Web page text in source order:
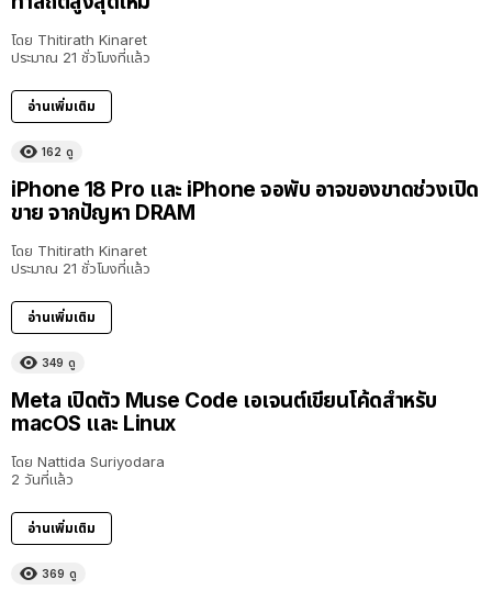
โดย Thitirath Kinaret
ประมาณ 21 ชั่วโมงที่แล้ว
อ่านเพิ่มเติม
162 ดู
iPhone 18 Pro และ iPhone จอพับ อาจของขาดช่วงเปิด
ขาย จากปัญหา DRAM
โดย Thitirath Kinaret
ประมาณ 21 ชั่วโมงที่แล้ว
อ่านเพิ่มเติม
349 ดู
Meta เปิดตัว Muse Code เอเจนต์เขียนโค้ดสำหรับ
macOS และ Linux
โดย Nattida Suriyodara
2 วันที่แล้ว
อ่านเพิ่มเติม
369 ดู